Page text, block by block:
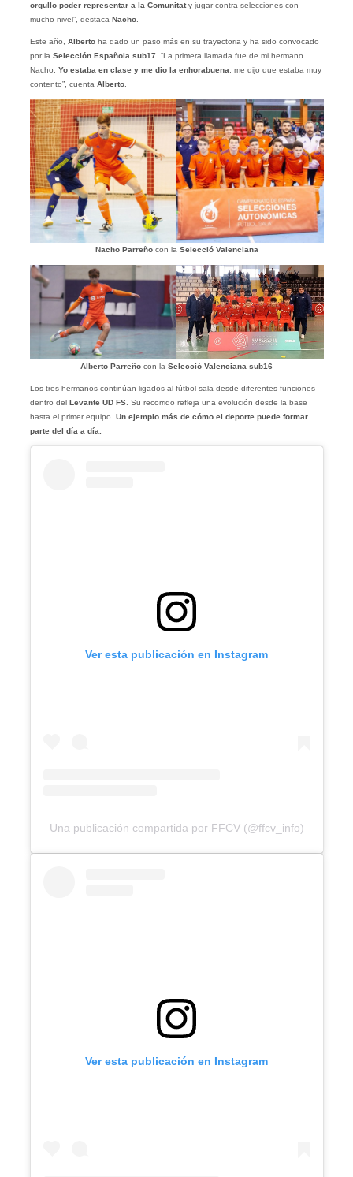
orgullo poder representar a la Comunitaty jugar contra selecciones con
mucho nivel”, destaca Nacho.
Este año, Albertoha dado un paso más en su trayectoria y ha sido convocado
por la Selección Española sub17. “La primera llamada fue de mi hermano
Nacho. Yo estaba en clase y me dio la enhorabuena, me dijo que estaba muy
contento”, cuenta Alberto.
Nacho Parreñocon la Selecció Valenciana
Alberto Parreño con la Selecció Valenciana sub16
Los tres hermanos continúan ligados al fútbol sala desde diferentes funciones
dentro del
Levante UD FS. Su recorrido refleja una evolución desde la base
hasta el primer equipo. Un ejemplo más de cómo el deporte puede formar
parte del día a día.
Ver esta publicación en Instagram
Una publicación compartida por FFCV (@ffcv_info)
Ver esta publicación en Instagram